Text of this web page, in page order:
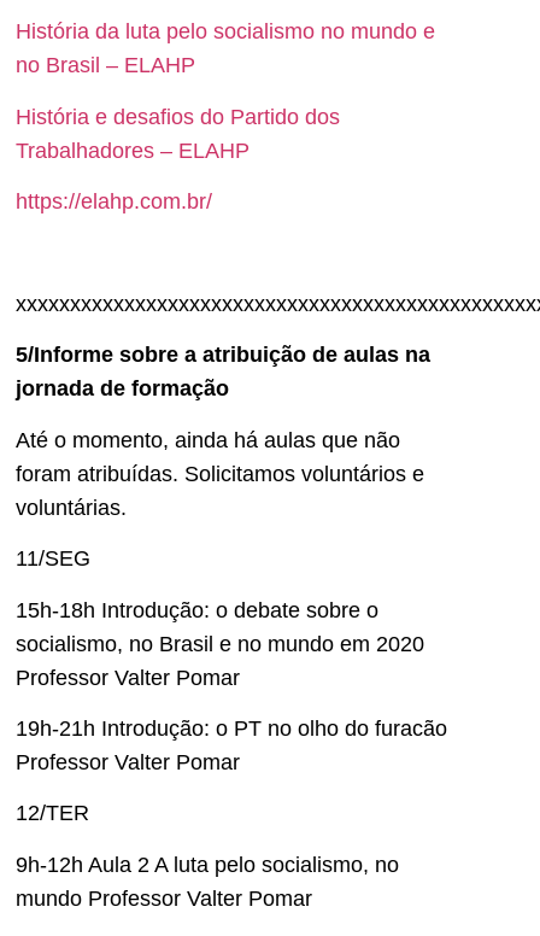
História da luta pelo socialismo no mundo e
no Brasil – ELAHP
História e desafios do Partido dos
Trabalhadores – ELAHP
https://elahp.com.br/
5/Informe sobre a atribuição de aulas na
jornada de formação
Até o momento, ainda há aulas que não
foram atribuídas. Solicitamos voluntários e
voluntárias.
11/SEG
15h-18h Introdução: o debate sobre o
socialismo, no Brasil e no mundo em 2020
Professor Valter Pomar
19h-21h Introdução: o PT no olho do furacão
Professor Valter Pomar
12/TER
9h-12h Aula 2 A luta pelo socialismo, no
mundo Professor Valter Pomar